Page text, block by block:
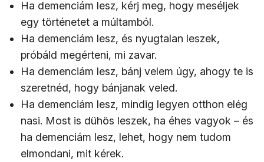
Ha demenciám lesz, kérj meg, hogy meséljek
egy történetet a múltamból.
Ha demenciám lesz, és nyugtalan leszek,
próbáld megérteni, mi zavar.
Ha demenciám lesz, bánj velem úgy, ahogy te is
szeretnéd, hogy bánjanak veled.
Ha demenciám lesz, mindig legyen otthon elég
nasi. Most is dühös leszek, ha éhes vagyok – és
ha demenciám lesz, lehet, hogy nem tudom
elmondani, mit kérek.